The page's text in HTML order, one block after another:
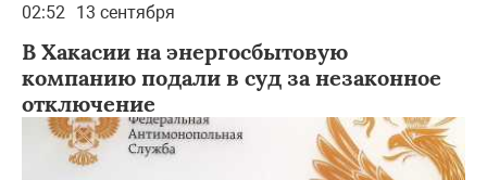
02:52 13 сентября
В Хакасии на энергосбытовую
компанию подали в суд за незаконное
отключение